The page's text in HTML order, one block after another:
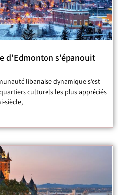
d’Edmonton s’épanouit
libanaise dynamique s’est
culturels les plus appréciés
siècle,